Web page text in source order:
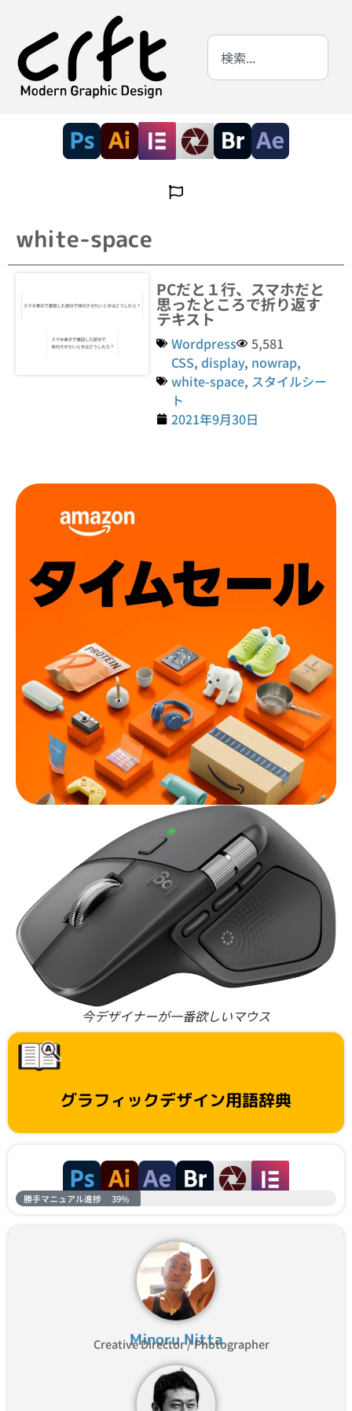
white-space
PCだと１行、スマホだと
思ったところで折り返す
テキスト
Wordpress
5,581
CSS,display, nowrap,
white-space, スタイルシー
ト
2021年9月30日
今デザイナーが一番欲しいマウス
グラフィックデザイン用語辞典
勝手マニュアル進捗 39%
Minoru Nitta
Creative Director / Photographer